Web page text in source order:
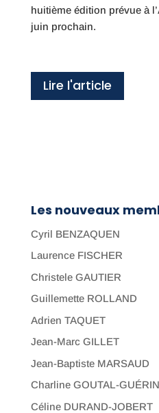
huitième édition prévue à
juin prochain.
Lire l'article
Les nouveaux
Cyril BENZAQUEN
Laurence FISCHER
Christele GAUTIER
Guillemette ROLLAND
Adrien TAQUET
Jean-Marc GILLET
Jean-Baptiste MARSAUD
Charline GOUTAL-GUÉRIN
Céline DURAND-JOBERT